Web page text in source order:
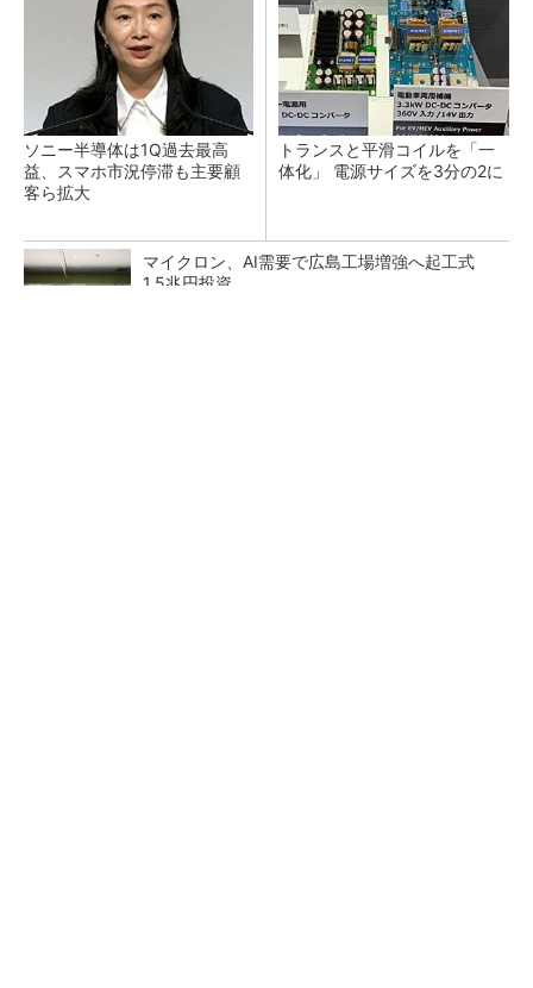
ソニー半導体は1Q過去最高
益、スマホ市況停滞も主要顧
客ら拡大
トランスと平滑コイルを「一
体化」 電源サイズを3分の2に
マイクロン、AI需要で広島工場増強へ起工式
1.5兆円投資